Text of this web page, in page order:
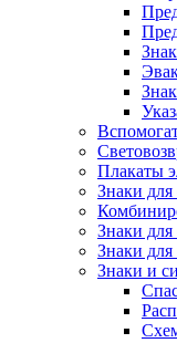
Плакаты
Знаки для
Знаки
Знаки
Знаки и